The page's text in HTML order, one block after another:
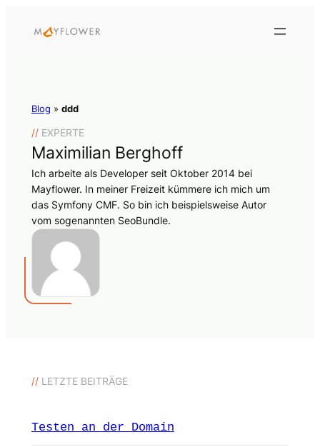
Blog » ddd
//EXPERTE
Maximilian Berghoff
Ich arbeite als Developer seit Oktober 2014 bei
Mayflower. In meiner Freizeit kümmere ich mich um
das Symfony CMF. So bin ich beispielsweise Autor
vom sogenannten SeoBundle.
//LETZTE BEITRÄGE
Testen an der Domain